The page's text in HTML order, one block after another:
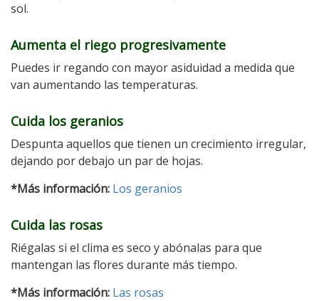
sol.
Aumenta el riego progresivamente
Puedes ir regando con mayor asiduidad a medida que
van aumentando las temperaturas.
Cuida los geranios
Despunta aquellos que tienen un crecimiento irregular,
dejando por debajo un par de hojas.
*Más información: Los geranios
Cuida las rosas
Riégalas si el clima es seco y abónalas para que
mantengan las flores durante más tiempo.
*Más información: Las rosas